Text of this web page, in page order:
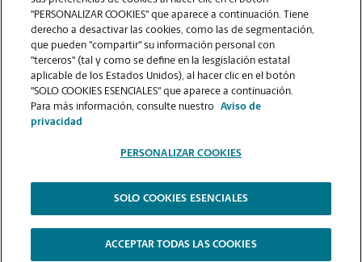
VER LA PÁGINA DE LA TIENDA
2026.
The UPS Store | Aviso de Privacidad | Términos de Uso del Sitio Web |
Contraste Alto
"PERSONALIZAR COOKIES" que aparece a continuación. Tiene
derecho a desactivar las cookies, como las de segmentación,
que pueden "compartir" su información personal con
"terceros" (tal y como se define en la lesgislación estatal
aplicable de los Estados Unidos), al hacer clic en el botón
"SOLO COOKIES ESENCIALES" que aparece a continuación.
Para más información, consulte nuestro
Aviso de
privacidad
PERSONALIZAR COOKIES
SOLO COOKIES ESENCIALES
ACCEPTAR TODAS LAS COOKIES